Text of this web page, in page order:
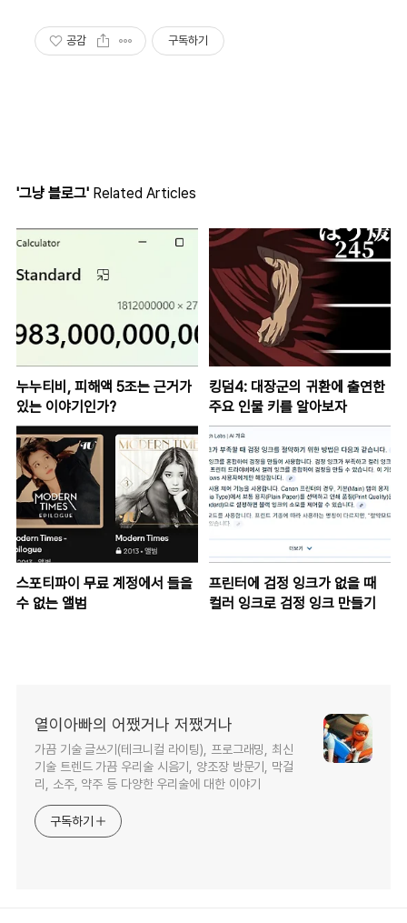
공감 구독하기
'그냥 블로그' Related Articles
누누티비, 피해액 5조는 근거가
있는 이야기인가?
킹덤4: 대장군의 귀환에 출연한
주요 인물 키를 알아보자
스포티파이 무료 계정에서 들을
수 없는 앨범
프린터에 검정 잉크가 없을 때
컬러 잉크로 검정 잉크 만들기
열이아빠의 어쨌거나 저쨌거나
가끔 기술 글쓰기(테크니컬 라이팅), 프로그래밍, 최신
기술 트렌드 가끔 우리술 시음기, 양조장 방문기, 막걸
리, 소주, 약주 등 다양한 우리술에 대한 이야기
구독하기